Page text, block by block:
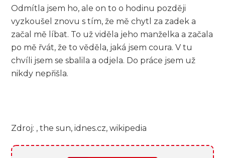
Odmítla jsem ho, ale on to o hodinu později
vyzkoušel znovu s tím, že mě chytl za zadek a
začal mě líbat. To už viděla jeho manželka a začala
po mě řvát, že to věděla, jaká jsem coura. V tu
chvíli jsem se sbalila a odjela. Do práce jsem už
nikdy nepřišla.
Zdroj: , the sun, idnes.cz, wikipedia